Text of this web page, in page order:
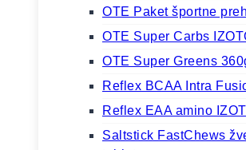
OTE Paket športne
OTE Super Carbs
OTE Super Greens
Reflex BCAA Intra
Reflex EAA amino
Saltstick FastChews